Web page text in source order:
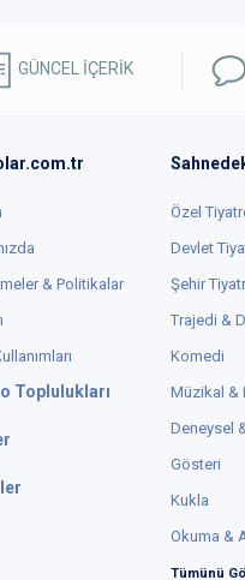
GÜNCEL İÇERİK
& Politikalar
Toplulukları
Özel
Devlet
Şehir
Trajedi &
Komedi
Müzikal &
Deneysel
Gösteri
Kukla
Okuma &
Tümünü